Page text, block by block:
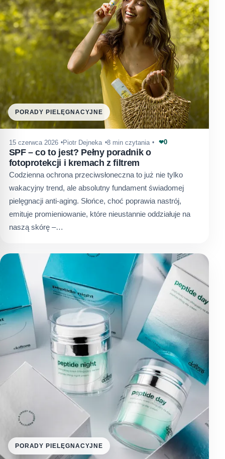
PORADY PIELĘGNACYJNE
15 czerwca 2026 Piotr Dejneka 8 min czytania ❤0
SPF – co to jest? Pełny poradnik o
fotoprotekcji i kremach z filtrem
Codzienna ochrona przeciwsłoneczna to już nie tylko
wakacyjny trend, ale absolutny fundament świadomej
pielęgnacji anti-aging. Słońce, choć poprawia nastrój,
emituje promieniowanie, które nieustannie oddziałuje na
naszą skórę –…
PORADY PIELĘGNACYJNE